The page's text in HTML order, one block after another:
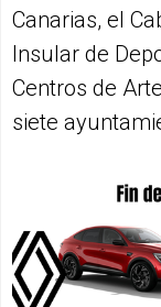
Canarias, el
Insular de
Centros de
siete